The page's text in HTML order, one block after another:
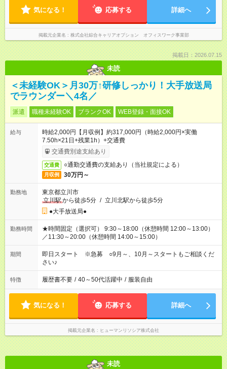
気になる！ 応募する 詳細へ
掲載元企業名 株式会社綜合キャリアオプション オフィスワーク事業部
掲載日：2026.07.15
未読
＜未経験OK＞月30万↑研修しっかり！大手放送局
でラウンダー＼4名／
派遣 職種未経験OK ブランクOK WEB登録・面接OK
給与
時給2,000円【月収例】約317,000円（時給2,000円×実働
7.50h×21日+残業1h）+交通費
交通費別途支給あり
交通費 ○通勤交通費の支給あり（当社規定による）
月収例 30万円～
勤務地
東京都立川市
立川駅から徒歩5分 / 立川北駅から徒歩5分
●大手放送局●
勤務時間
★時間固定（選択可） 9:30～18:00（休憩時間 12:00～13:00）
／11:30～20:00（休憩時間 14:00～15:00）
期間
即日スタート ※急募 ○9月～、10月～スタートもご相談くだ
さい♪
特徴 履歴書不要 / 40～50代活躍中 / 服装自由
気になる！ 応募する 詳細へ
掲載元企業名 ヒューマンリソシア株式会社
未読